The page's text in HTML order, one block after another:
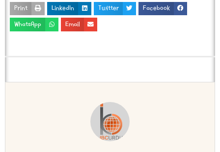
Facebook
Twitter
LinkedIn
Print
Email
WhatsApp